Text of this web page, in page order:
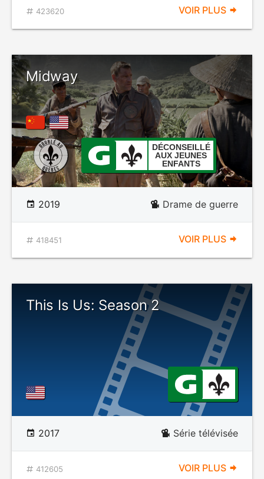
423620 VOIR PLUS
Midway
DÉCONSEILLÉ
AUX JEUNES
ENFANTS
2019 Drame de guerre
418451 VOIR PLUS
This Is Us: Season 2
2017 Série télévisée
412605 VOIR PLUS